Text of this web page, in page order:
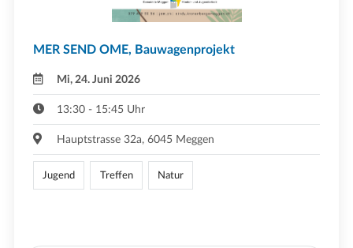
MER SEND OME, Bauwagenprojekt
Mi, 24. Juni 2026
13:30 - 15:45 Uhr
Hauptstrasse 32a, 6045 Meggen
Jugend Treffen Natur